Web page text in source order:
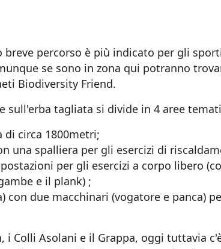
percorso è più indicato per gli
se sono in zona qui potranno
Biodiversity Friend.
sull'erba tagliata si divide in 4 aree
di circa 1800metri;
una spalliera per gli esercizi di
per gli esercizi a corpo libero
e il plank) ;
con due macchinari (vogatore e panca)
i Colli Asolani e il Grappa, oggi tuttavia